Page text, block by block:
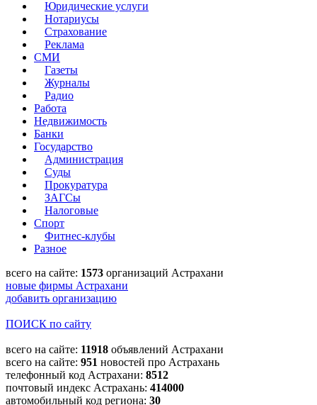
Юридические услуги
Нотариусы
Страхование
Реклама
СМИ
Газеты
Журналы
Радио
Работа
Недвижимость
Банки
Государство
Администрация
Суды
Прокуратура
ЗАГСы
Налоговые
Спорт
Фитнес-клубы
Разное
всего на сайте: 1573 организаций Астрахани
новые фирмы Астрахани
добавить организацию
ПОИСК по сайту
всего на сайте: 11918 объявлений Астрахани
всего на сайте: 951 новостей про Астрахань
телефонный код Астрахани: 8512
почтовый индекс Астрахань: 414000
автомобильный код региона: 30